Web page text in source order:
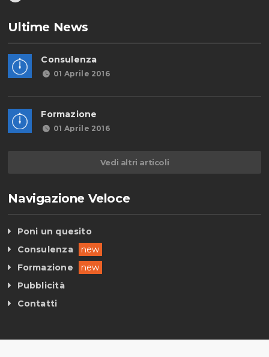
Ultime News
Consulenza
01 Aprile 2016
Formazione
01 Aprile 2016
Vedi altri articoli
Navigazione Veloce
Poni un quesito
Consulenza
new
Formazione
new
Pubblicità
Contatti